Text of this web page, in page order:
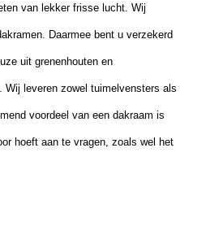
van lekker frisse lucht. Wij
Daarmee bent u verzekerd
uit grenenhouten en
Wij leveren zowel tuimelvensters als
voordeel van een dakraam is
hoeft aan te vragen, zoals wel het